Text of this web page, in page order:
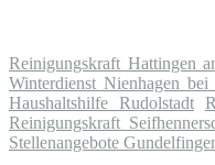
Reinigungskraft Hattingen
Winterdienst Nienhagen bei
Haushaltshilfe Rudolstadt
Reinigungskraft
Stellenangebote